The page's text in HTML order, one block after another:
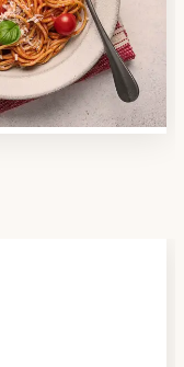
es in Ihrer
zu Ihnen passt.
über die